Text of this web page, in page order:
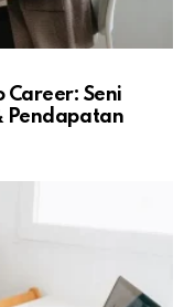
Career: Seni
Pendapatan